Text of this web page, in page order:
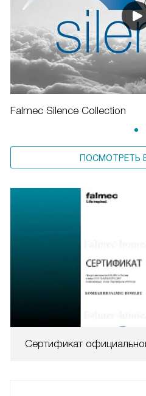
Falmec Silence Collection
ПОСМОТРЕТЬ
Сертификат